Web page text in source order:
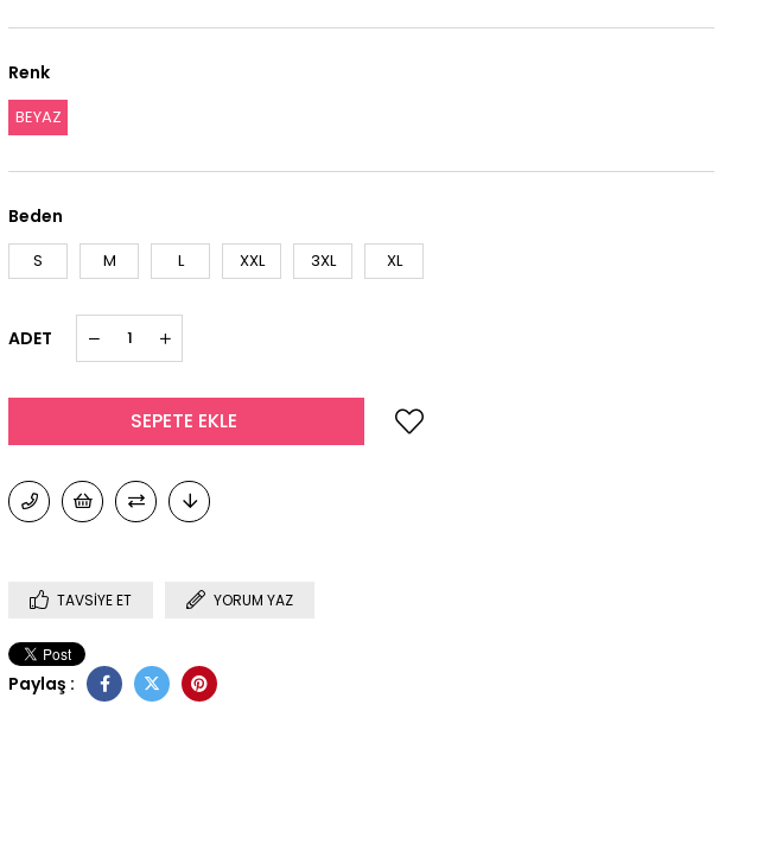
Renk
BEYAZ
Beden
S M L XXL 3XL XL
ADET
TAVSIYE ET YORUM YAZ
Paylaş :